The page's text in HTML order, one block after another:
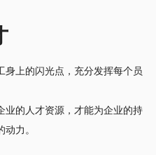
身上的闪光点，充分发挥每个员
业的人才资源，才能为企业的持
力。